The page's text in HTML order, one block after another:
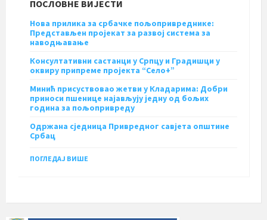
ПОСЛОВНЕ ВИЈЕСТИ
Нова прилика за србачке пољопривреднике:
Представљен пројекат за развој система за
наводњавање
Консултативни састанци у Српцу и Градишци у
оквиру припреме пројекта “Село+”
Минић присуствовао жетви у Кладарима: Добри
приноси пшенице најављују једну од бољих
година за пољопривреду
Одржана сједница Привредног савјета општине
Србац
ПОГЛЕДАЈ ВИШЕ